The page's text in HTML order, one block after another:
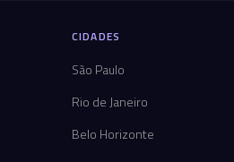
CIDADES
São Paulo
Rio de Janeiro
Belo Horizonte